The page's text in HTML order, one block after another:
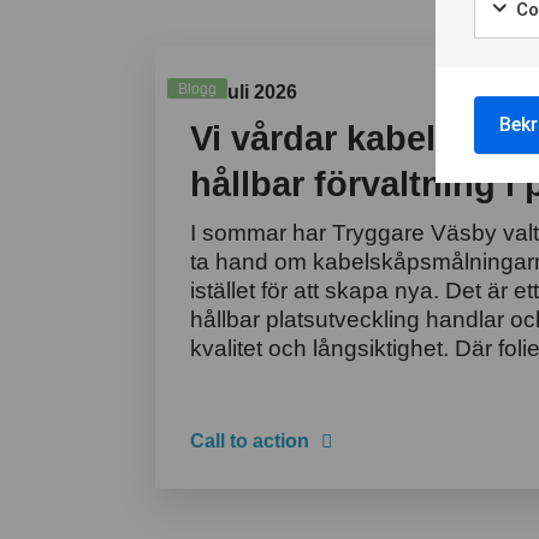
Blogg
03 Juli 2026
Vi vårdar
hållbar förvaltning i
I sommar har Tryggare Väsby
ta hand om
istället för att skapa nya. Det är
hållbar platsutveckling handlar
kvalitet och långsiktighet. Där
Call to action